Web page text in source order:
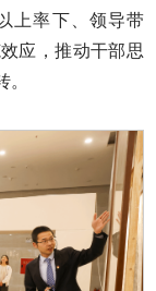
上率下、领导带
应，推动干部思